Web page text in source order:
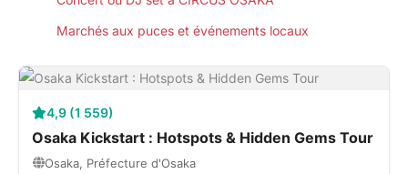
Marchés aux puces et événements locaux
4,9 (1 559)
Osaka Kickstart : Hotspots & Hidden Gems Tour
Osaka, Préfecture d'Osaka